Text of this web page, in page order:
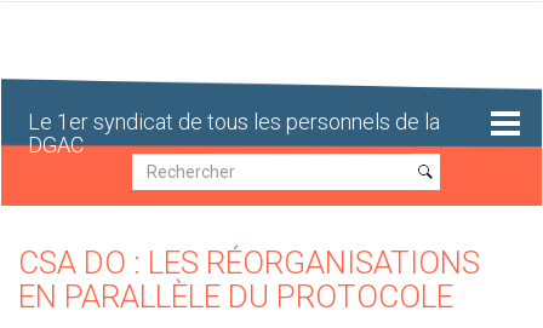
Le 1er syndicat de tous les personnels de la
DGAC
Recherche
Recherche
CSA DO : LES RÉORGANISATIONS
EN PARALLÈLE DU PROTOCOLE